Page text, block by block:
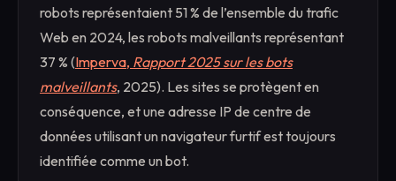
robots représentaient 51 % de l’ensemble du trafic
Web en 2024, les robots malveillants représentant
37 % (Imperva, Rapport 2025 sur les bots
malveillants, 2025). Les sites se protègent en
conséquence, et une adresse IP de centre de
données utilisant un navigateur furtif est toujours
identifiée comme un bot.